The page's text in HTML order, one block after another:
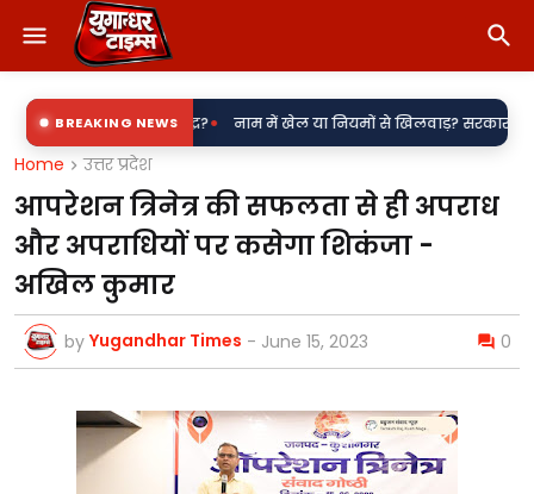
BREAKING NEWS
उपकेंद्र?• नाम में खेल या नियमों से खिलवाड़? सरकारी शिलापट्टों पर
Home उत्तर प्रदेश
आपरेशन त्रिनेत्र की सफलता से ही अपराध
और अपराधियों पर कसेगा शिकंजा -
अखिल कुमार
by Yugandhar Times - June 15, 2023 0